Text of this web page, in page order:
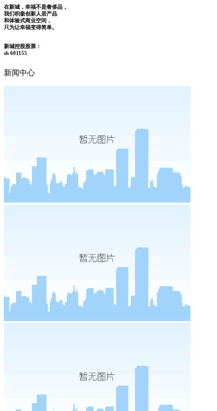
在新城，幸福不是奢侈品，
我们积极创新人居产品
和体验式商业空间，
只为让幸福变得简单。
新城控股股票：
sh 601155
新闻中心